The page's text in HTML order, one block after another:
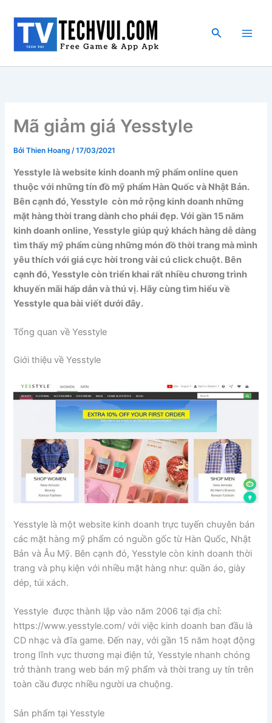
dung
Tìm
Mã giảm giá Yesstyle
BởiThien Hoang/17/03/2021
Yesstyle là website kinh doanh mỹ phẩm online quen
thuộc với những tín đồ mỹ phẩm Hàn Quốc và Nhật Bản.
Bên cạnh đó, Yesstyle còn mở rộng kinh doanh những
mặt hàng thời trang dành cho phái đẹp. Với gần 15 năm
kinh doanh online, Yesstyle giúp quý khách hàng dễ dàng
tìm thấy mỹ phẩm cùng những món đồ thời trang mà mình
yêu thích với giá cực hời trong vài cú click chuột. Bên
cạnh đó, Yesstyle còn triển khai rất nhiều chương trình
khuyến mãi hấp dẫn và thú vị. Hãy cùng tìm hiểu về
Yesstyle qua bài viết dưới đây.
Tổng quan về Yesstyle
Giới thiệu về Yesstyle
Yesstyle là một website kinh doanh trực tuyến chuyên bán
các mặt hàng mỹ phẩm có nguồn gốc từ Hàn Quốc, Nhật
Bản và Âu Mỹ. Bên cạnh đó, Yesstyle còn kinh doanh thời
trang và phụ kiện với nhiều mặt hàng như: quần áo, giày
dép, túi xách.
Yesstyle được thành lập vào năm 2006 tại địa chỉ:
https://www.yesstyle.com/ với việc kinh doanh ban đầu là
CD nhạc và đĩa game. Đến nay, với gần 15 năm hoạt động
trong lĩnh vực thương mại điện tử, Yesstyle nhanh chóng
trở thành trang web bán mỹ phẩm và thời trang uy tín trên
toàn cầu được nhiều người ưa chuộng.
Sản phẩm tại Yesstyle